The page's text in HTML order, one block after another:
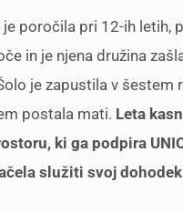
je poročila pri 12-ih letih,
in je njena družina
je zapustila v šestem
postala mati. Leta
ki ga podpira
služiti svoj